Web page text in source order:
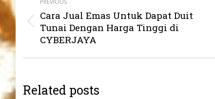
navigation
PREVIOUS
Previous
post:
Cara Jual Emas Untuk Dapat Duit
Tunai Dengan Harga Tinggi di
CYBERJAYA
Related posts